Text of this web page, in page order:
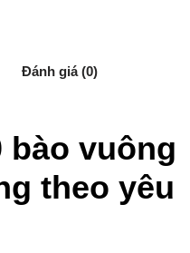
Đánh giá (0)
bào vuông
theo yêu